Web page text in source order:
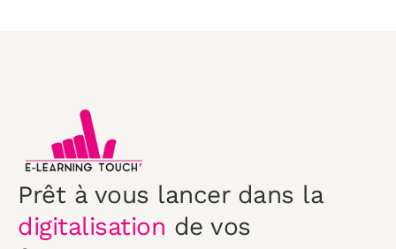
Prêt à vous lancer dans la
digitalisation de vos